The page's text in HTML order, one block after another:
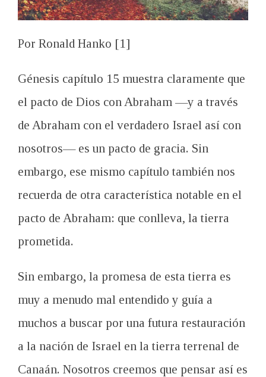
Por Ronald Hanko [1]
Génesis capítulo 15 muestra claramente que
el pacto de Dios con Abraham —y a través
de Abraham con el verdadero Israel así con
nosotros— es un pacto de gracia. Sin
embargo, ese mismo capítulo también nos
recuerda de otra característica notable en el
pacto de Abraham: que conlleva, la tierra
prometida.
Sin embargo, la promesa de esta tierra es
muy a menudo mal entendido y guía a
muchos a buscar por una futura restauración
a la nación de Israel en la tierra terrenal de
Canaán. Nosotros creemos que pensar así es